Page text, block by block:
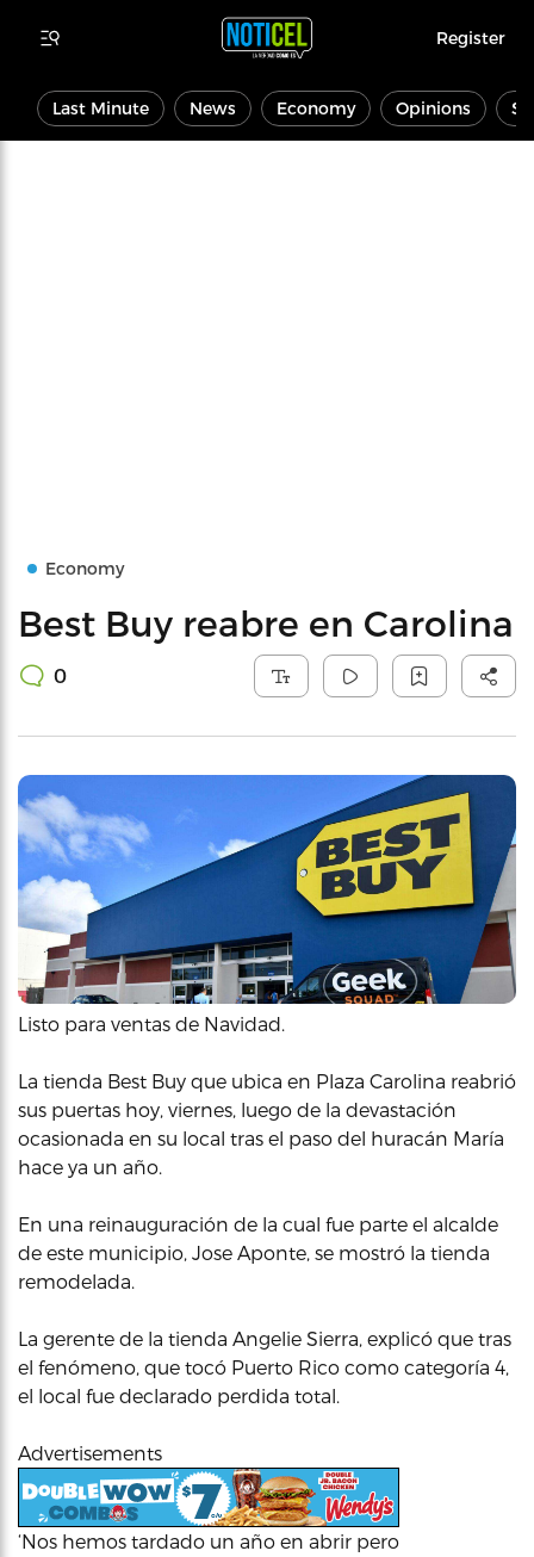
Register
Last Minute News Economy Opinions
Economy
Best Buy reabre en Carolina
0
Listo para ventas de Navidad.
La tienda Best Buy que ubica en Plaza Carolina reabrió
sus puertas hoy, viernes, luego de la devastación
ocasionada en su local tras el paso del huracán María
hace ya un año.
En una reinauguración de la cual fue parte el alcalde
de este municipio, Jose Aponte, se mostró la tienda
remodelada.
La gerente de la tienda Angelie Sierra, explicó que tras
el fenómeno, que tocó Puerto Rico como categoría 4,
el local fue declarado perdida total.
Advertisements
‘Nos hemos tardado un año en abrir pero